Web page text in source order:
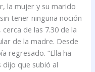
la mujer y su marido
tener ninguna noción
de las 7.30 de la
de la madre. Desde
regresado. “Ella ha
que subió al